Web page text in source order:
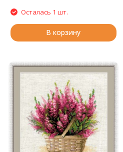
Осталась 1 шт.
В корзину